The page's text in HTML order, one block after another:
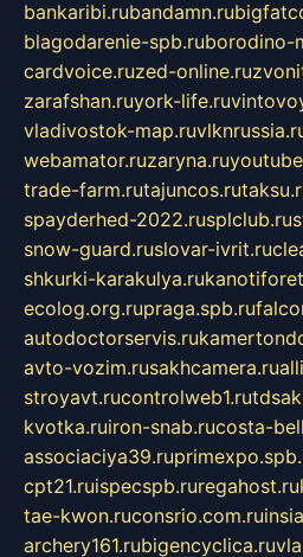
bankaribi.rubandamn.ru
blagodarenie-spb.ruborodino-
cardvoice.ruzed-online.ru
zarafshan.ruyork-life.ru
vladivostok-map.ru
webamator.ruzaryna.ru
trade-farm.rutajuncos.ru
spayderhed-2022.rusplclub.ru
snow-guard.ruslovar-ivrit.ru
shkurki-karakulya.ru
ecolog.org.rupraga.spb.ru
autodoctorservis.ru
avto-vozim.rusakhcamera.ru
stroyavt.rucontrolweb1.ru
kvotka.ruiron-snab.rucosta-
associaciya39.ru
cpt21.ruispecspb.ruregahost.ru
tae-kwon.ruconsrio.com.ru
archery161.rubigencyclica.ru